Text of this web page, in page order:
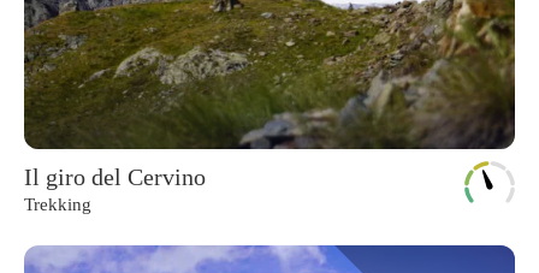
Il giro del Cervino
Trekking